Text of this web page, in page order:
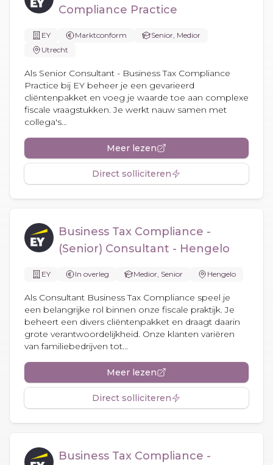
Compliance Practice
EY Marktconform
Senior, Medior
Utrecht
Als Senior Consultant - Business Tax Compliance
Practice bij EY beheer je een gevarieerd
cliëntenpakket en voeg je waarde toe aan complexe
fiscale vraagstukken. Je werkt nauw samen met
collega's...
Meer lezen
Direct solliciteren
Business Tax Compliance -
(Senior) Consultant - Hengelo
EY In overleg Medior, Senior Hengelo
Als Consultant Business Tax Compliance speel je
een belangrijke rol binnen onze fiscale praktijk. Je
beheert een divers cliëntenpakket en draagt daarin
grote verantwoordelijkheid. Onze klanten variëren
van familiebedrijven tot...
Meer lezen
Direct solliciteren
Business Tax Compliance -